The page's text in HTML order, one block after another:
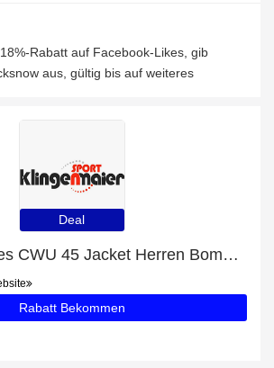
Rabatt auf Facebook-Likes, gib
aus, gültig bis auf weiteres
Deal
Alpha Industries CWU 45 Jacket Herren Bomberjacke schwarz mit 36% Extra-Rabatt nur für begrenzte Zeit
Rabatt Bekommen